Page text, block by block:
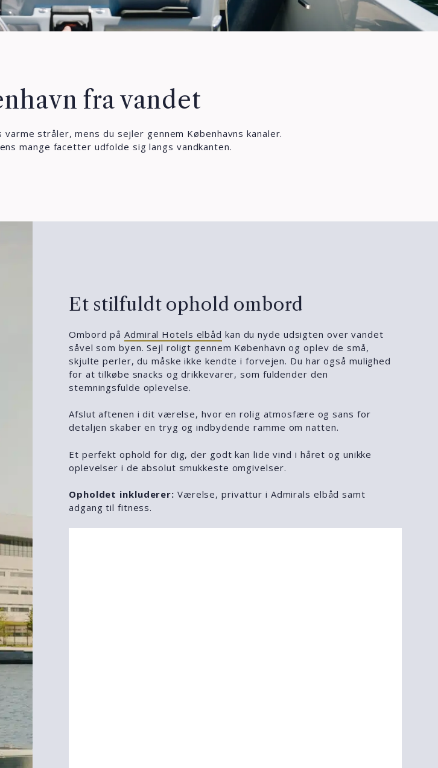
fra vandet
stråler, mens du sejler gennem Københavns kanaler.
mange facetter udfolde sig langs vandkanten.
Et stilfuldt ophold ombord
Ombord påAdmiral Hotels elbåd kan du nyde udsigten over vandet
såvel som byen. Sejl roligt gennem København og oplev de små,
skjulte perler, du måske ikke kendte i forvejen. Du har også mulighed
for at tilkøbe snacks og drikkevarer, som fuldender den
stemningsfulde oplevelse.
Afslut aftenen i dit værelse, hvor en rolig atmosfære og sans for
detaljen skaber en tryg og indbydende ramme om natten.
Et perfekt ophold for dig, der godt kan lide vind i håret og unikke
oplevelser i de absolut smukkeste omgivelser.
Opholdet inkluderer: Værelse, privattur i Admirals elbåd samt
adgang til fitness.